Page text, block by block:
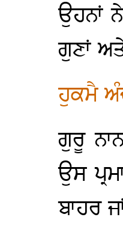
ਉਹਨਾਂ
ਗੁਣਾਂ
ਹੁਕਮੈ
ਗੁਰੂ
ਉਸ
ਬਾਹਰ